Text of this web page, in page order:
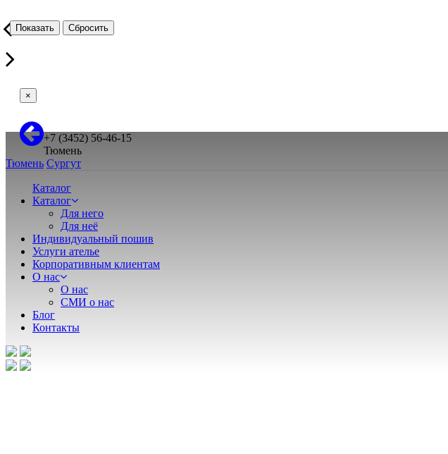
×
+7 (3452) 56-46-15
Тюмень
Тюмень Сургут
Каталог
Каталог
Для него
Для неё
Индивидуальный пошив
Услуги ателье
Корпоративным клиентам
О нас
О нас
СМИ о нас
Блог
Контакты
Показать